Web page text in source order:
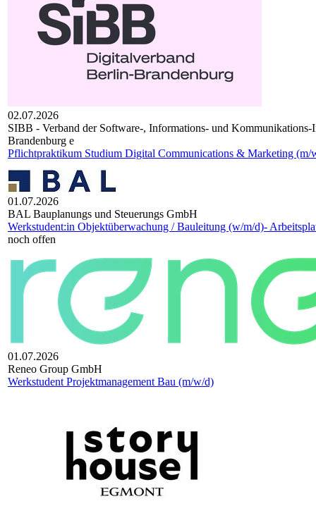
02.07.2026
SIBB - Verband der Software-, Informations- und
Brandenburg e
Pflichtpraktikum Studium Digital Communications & Marketing (m/
01.07.2026
BAL Bauplanungs und Steuerungs GmbH
Werkstudent:in Objektüberwachung / Bauleitung (w/m/d)-
noch offen
01.07.2026
Reneo Group GmbH
Werkstudent Projektmanagement Bau (m/w/d)